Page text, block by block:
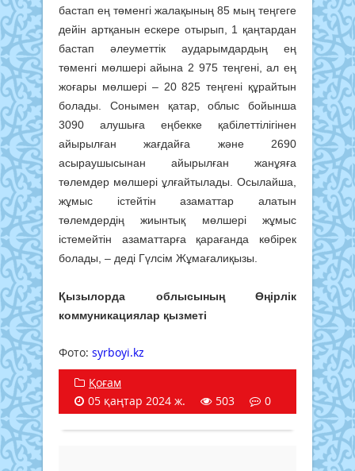
бастап ең төменгі жалақының 85 мың теңгеге
дейін артқанын ескере отырып, 1 қаңтардан
бастап әлеуметтік аударымдардың ең
төменгі мөлшері айына 2 975 теңгені, ал ең
жоғары мөлшері – 20 825 теңгені құрайтын
болады. Сонымен қатар, облыс бойынша
3090 алушыға еңбекке қабілеттілігінен
айырылған жағдайға және 2690
асыраушысынан айырылған жанұяға
төлемдер мөлшері ұлғайтылады. Осылайша,
жұмыс істейтін азаматтар алатын
төлемдердің жиынтық мөлшері жұмыс
істемейтін азаматтарға қарағанда көбірек
болады, – деді Гүлсім Жұмағалиқызы.
Қызылорда облысының Өңірлік
коммуникациялар қызметі
Фото: syrboyi.kz
Қоғам
05 қаңтар 2024 ж.
503 0